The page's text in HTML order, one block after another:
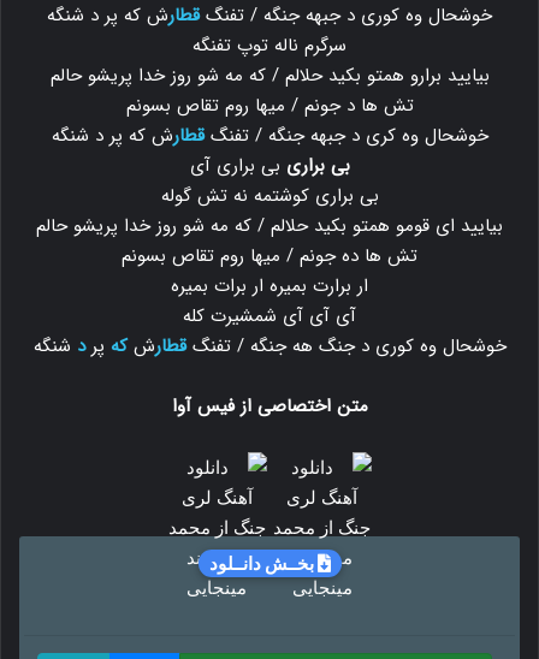
خوشحال وه کوری د جبهه جنگه / تفنگقطارش که پر د شنگه
سرگرم ناله توپ تفنگه
بیایید برارو همتو بکید حلالم / که مه شو روز خدا پریشو حالم
تش ها د جونم / میها روم تقاص بسونم
خوشحال وه کری د جبهه جنگه / تفنگقطارش که پر د شنگه
بی براری بی براری آی
بی براری کوشتمه نه تش گوله
بیایید ای قومو همتو بکید حلالم / که مه شو روز خدا پریشو حالم
تش ها ده جونم / میها روم تقاص بسونم
ار برارت بمیره ار برات بمیره
آی آی آی شمشیرت کله
خوشحال وه کوری د جنگ هه جنگه / تفنگقطارشکه پرد شنگه
متن اختصاصی ازفیس آوا
بخــش دانــلود